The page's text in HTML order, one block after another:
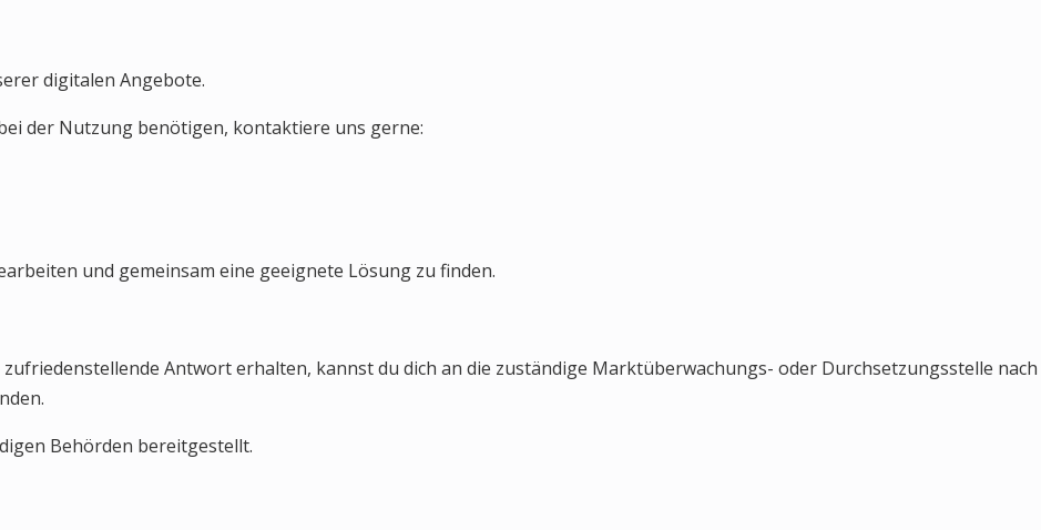
digitalen Angebote.
der Nutzung benötigen, kontaktiere uns gerne:
und gemeinsam eine geeignete Lösung zu finden.
Antwort erhalten, kannst du dich an die zuständige Marktüberwachungs- oder Durchsetzungsstelle nach
Behörden bereitgestellt.